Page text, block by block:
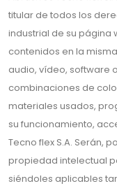
titular de todos los
industrial de su página
contenidos en la
audio, vídeo, software
combinaciones de
materiales usados,
su funcionamiento,
Tecno flex S.A. Serán,
propiedad intelectual
siéndoles aplicables